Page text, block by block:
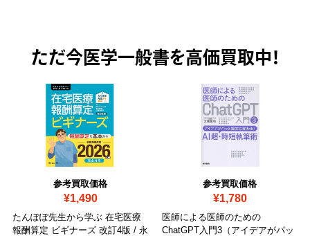
ただ今医学一般書を高価買取中！
参考買取価格
¥1,490
たんぽぽ先生から学ぶ 在宅医療
報酬算定 ビギナーズ 改訂4版 / 永
参考買取価格
¥1,780
医師による医師のための
ChatGPT入門3（アイデアがパッ